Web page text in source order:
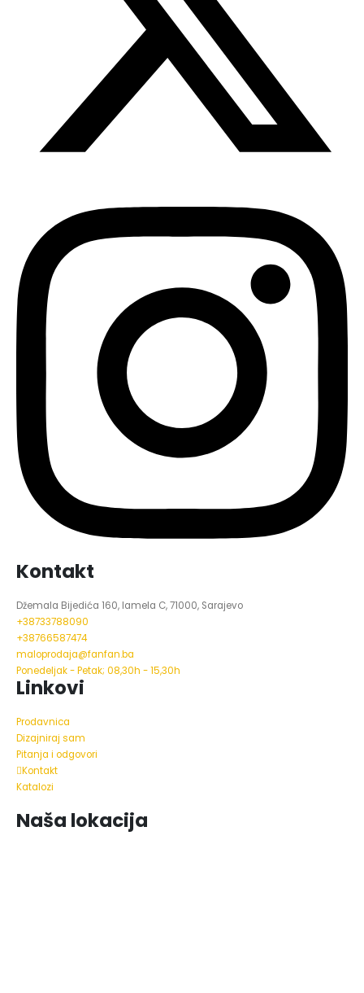
Kontakt
Džemala Bijedića 160, lamela C, 71000, Sarajevo
+38733788090
+38766587474
maloprodaja@fanfan.ba
Ponedeljak - Petak; 08,30h - 15,30h
Linkovi
Prodavnica
Dizajniraj sam
Pitanja i odgovori
Kontakt
Katalozi
Naša lokacija